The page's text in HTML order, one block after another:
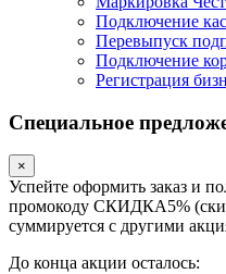
Подключение
Перевыпуск
Подключение
Регистрация
Специальное
×
Успейте оформить заказ и
промокоду СКИДКА5%
суммируется с другими
До конца акции осталось: